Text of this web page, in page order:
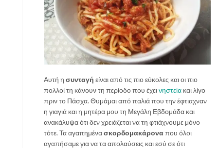
Αυτή η συνταγή είναι από τις πιο εύκολες και οι πιο
πολλοί τη κάνουν τη περίοδο που έχεινηστεία και λίγο
πριν το Πάσχα. Θυμάμαι από παλιά που την έφτιαχναν
η γιαγιά και η μητέρα μου τη Μεγάλη Εβδομάδα και
ανακάλυψα ότι δεν χρειάζεται να τη φτιάχνουμε μόνο
τότε. Τα αγαπημένασκορδομακάροναπου όλοι
αγαπήσαμε για να τα απολαύσεις και εσύ σε ότι